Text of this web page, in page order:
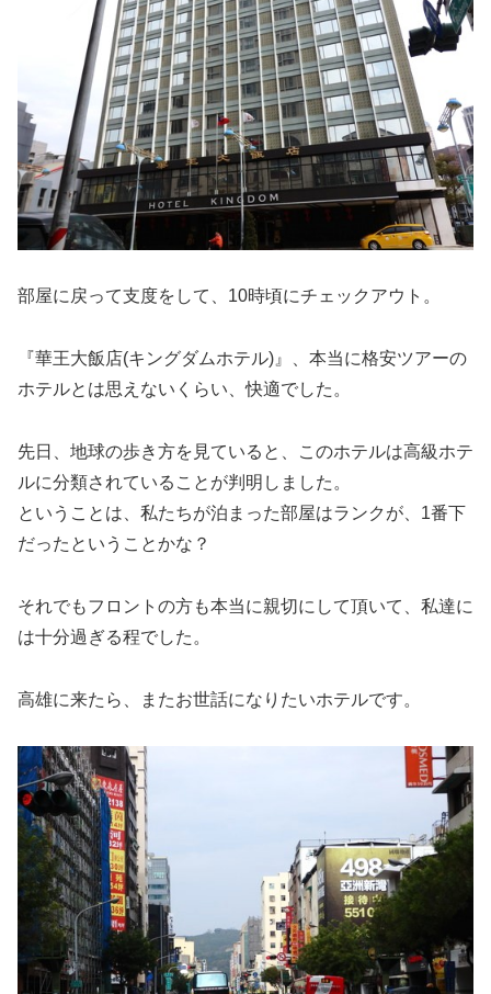
部屋に戻って支度をして、10時頃にチェックアウト。
『華王大飯店(キングダムホテル)』、本当に格安ツアーの
ホテルとは思えないくらい、快適でした。
先日、地球の歩き方を見ていると、このホテルは高級ホテ
ルに分類されていることが判明しました。
ということは、私たちが泊まった部屋はランクが、1番下
だったということかな？
それでもフロントの方も本当に親切にして頂いて、私達に
は十分過ぎる程でした。
高雄に来たら、またお世話になりたいホテルです。